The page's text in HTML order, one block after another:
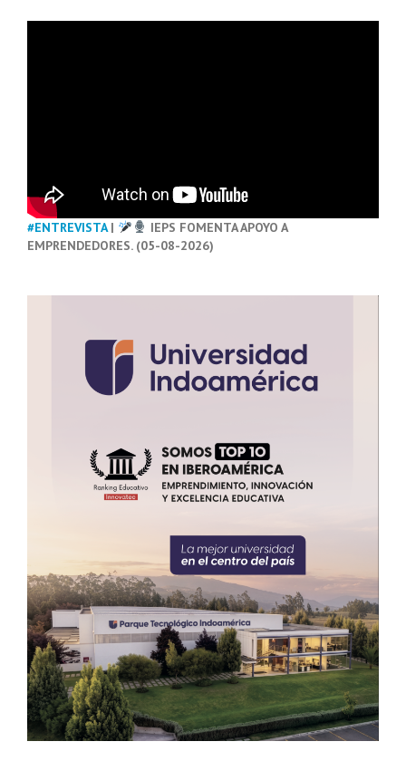
#ENTREVISTA|
IEPS FOMENTA APOYO A
EMPRENDEDORES. (05-08-2026)